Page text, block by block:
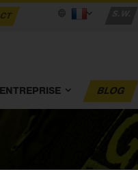
ENTREPRISE BLOG